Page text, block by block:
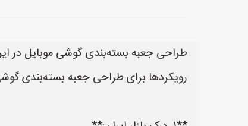
طراحی جعبه بسته‌بندی گوشی موبایل در
رویکردها برای طراحی جعبه بسته‌بندی